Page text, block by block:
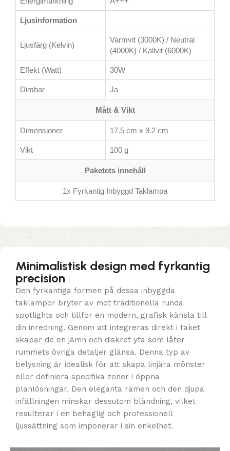
Ljusinformation
Ljusfärg (Kelvin)
Varmvit (3000K) / Neutral
(4000K) / Kallvit (6000K)
Effekt (Watt) 30W
Dimbar Ja
Mått & Vikt
Dimensioner 17.5 cm x 9.2 cm
Vikt 100 g
Paketets innehåll
1x Fyrkantig Inbyggd Taklampa
Minimalistisk design med fyrkantig
precision
Den fyrkantiga formen på dessa inbyggda
taklampor bryter av mot traditionella runda
spotlights och tillför en modern, grafisk känsla till
din inredning. Genom att integreras direkt i taket
skapar de en jämn och diskret yta som låter
rummets övriga detaljer glänsa. Denna typ av
belysning är idealisk för att skapa linjära mönster
eller definiera specifika zoner i öppna
planlösningar. Den eleganta ramen och den djupa
infällningen minskar dessutom bländning, vilket
resulterar i en behaglig och professionell
ljussättning som imponerar i sin enkelhet.